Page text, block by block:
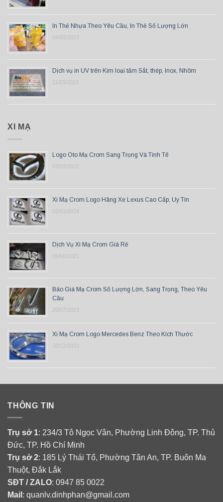
In Thẻ Nhựa Theo Yêu Cầu, In Thẻ Số Lượng Lớn
04/03/2023
Dịch vụ in UV trên Kim loại tấm Sắt, thép, Inox, Nhôm
11/03/2023
XI MẠ
Logo Oto Mạ Crom Sang Trọng Và Tinh Tế
03/03/2022
Xi Mạ Crom Logo Hãng Xe Lexus Cao Cấp, Uy Tín
02/01/2024
Dịch Vụ Xi Mạ Crom Giá Rẻ
05/06/2021
Báo Giá Mạ Crom Số Lượng Lớn, Sang Trọng, Theo Yêu
Cầu
20/07/2023
Xi Mạ Crom Logo Mercedes Benz Theo Kích Thước
30/12/2023
THÔNG TIN
Trụ sở 1: 234/3 Tô Ngọc Vân, Phường Linh Đông, TP. Thủ
Đức, TP. Hồ Chí Minh
Trụ sở 2: 185 Lý Thái Tổ, Phường Tân An, TP. Buôn Ma
Thuột, Đắk Lắk
SĐT / ZALO: 0947 85 0022
Mail : quanlv.dinhphan@gmail.com